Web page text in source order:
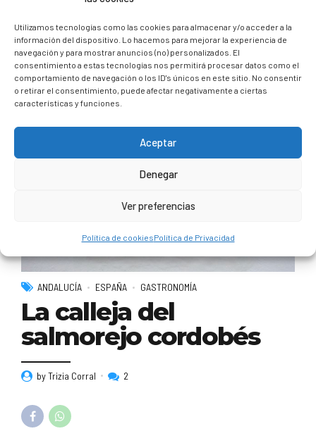
Utilizamos tecnologías como las cookies para almacenar y/o acceder a la
información del dispositivo. Lo hacemos para mejorar la experiencia de
navegación y para mostrar anuncios (no) personalizados. El
consentimiento a estas tecnologías nos permitirá procesar datos como el
comportamiento de navegación o los ID's únicos en este sitio. No consentir
o retirar el consentimiento, puede afectar negativamente a ciertas
características y funciones.
Aceptar
Denegar
Ver preferencias
Política de cookiesPolítica de Privacidad
ANDALUCÍA ESPAÑA GASTRONOMÍA
La calleja del
salmorejo cordobés
by Trizia Corral 2